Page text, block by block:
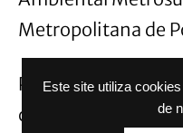
Este site utiliza
de
Metropolitana de
Para o
contarão com